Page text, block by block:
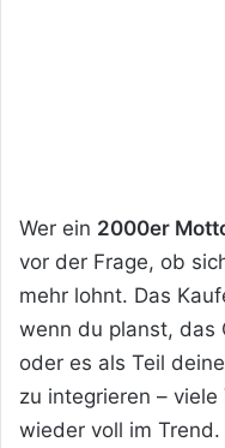
Wer ein 2000er
vor der Frage, ob
mehr lohnt. Das
wenn du planst, das
oder es als Teil
zu integrieren – viele
wieder voll im